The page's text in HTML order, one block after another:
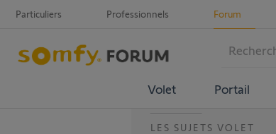
Particuliers Professionnels Forum
Volet Portail
LES SUJETS VOLET